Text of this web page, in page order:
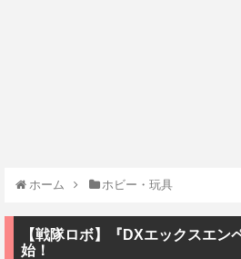
ホーム ホビー・玩具
【戦隊ロボ】『DXエックスエン
始！